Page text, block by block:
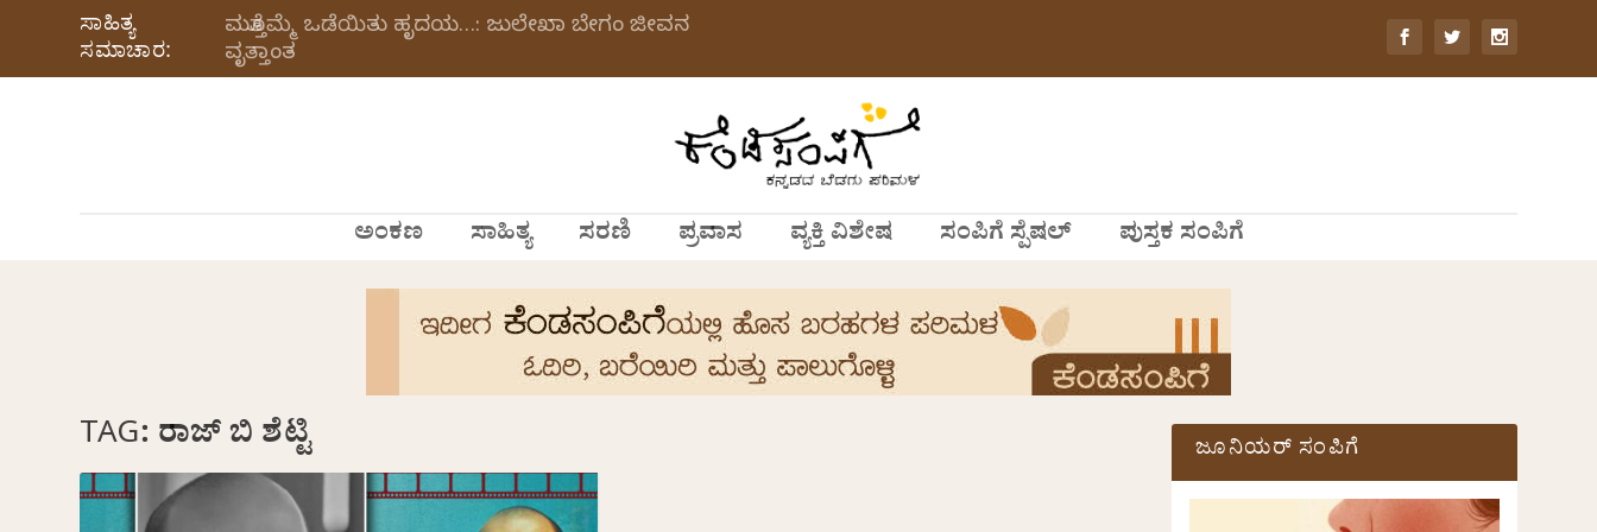
ಸಾಹಿತ್ಯ
ಸಮಾಚಾರ:
ಮತ್ತೊಮ್ಮೆ ಒಡೆಯಿತು ಹೃದಯ…: ಜುಲೇಖಾ ಬೇಗಂ ಜೀವನ
ವೃತ್ತಾಂತ
ಅಂಕಣ ಸಾಹಿತ್ಯ ಸರಣಿ ಪ್ರವಾಸ ವ್ಯಕ್ತಿ ವಿಶೇಷ ಸಂಪಿಗೆ ಸ್ಪೆಷಲ್ ಪುಸ್ತಕ ಸಂಪಿಗೆ
TAG: ರಾಜ್ ಬಿ ಶೆಟ್ಟಿ ಜೂನಿಯರ್ ಸಂಪಿಗೆ